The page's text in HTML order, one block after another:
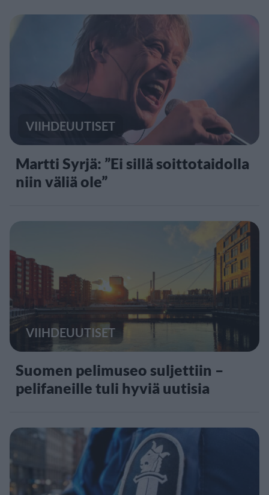
VIIHDEUUTISET
Martti Syrjä: ”Ei sillä soittotaidolla
niin väliä ole”
VIIHDEUUTISET
Suomen pelimuseo suljettiin –
pelifaneille tuli hyviä uutisia